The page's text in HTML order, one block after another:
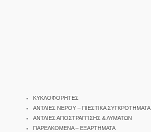
ΚΥΚΛΟΦΟΡΗΤΕΣ
ΑΝΤΛΙΕΣ ΝΕΡΟΥ – ΠΙΕΣΤΙΚΑ ΣΥΓΚΡΟΤΗΜΑΤΑ
ΑΝΤΛΙΕΣ ΑΠΟΣΤΡΑΓΓΙΣΗΣ & ΛΥΜΑΤΩΝ
ΠΑΡΕΛΚΟΜΕΝΑ – ΕΞΑΡΤΗΜΑΤΑ